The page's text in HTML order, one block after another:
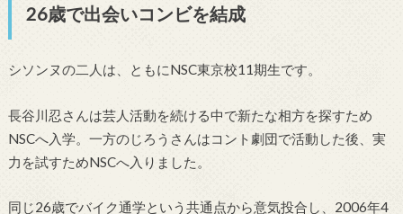
26歳で出会いコンビを結成
シソンヌの二人は、ともにNSC東京校11期生です。
長谷川忍さんは芸人活動を続ける中で新たな相方を探すため
NSCへ入学。一方のじろうさんはコント劇団で活動した後、実
力を試すためNSCへ入りました。
同じ26歳でバイク通学という共通点から意気投合し、2006年4